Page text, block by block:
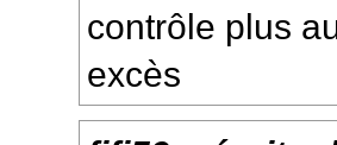
contrôle plus
excès